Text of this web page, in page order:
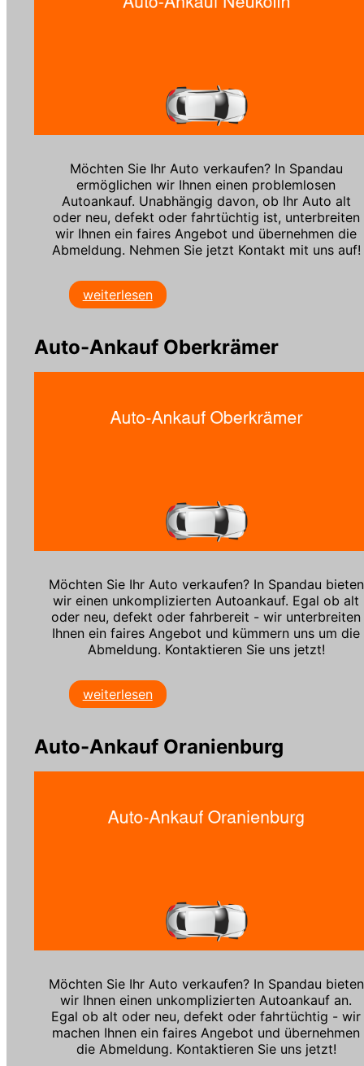
Möchten Sie Ihr Auto verkaufen? In Spandau
ermöglichen wir Ihnen einen problemlosen
Autoankauf. Unabhängig davon, ob Ihr Auto alt
oder neu, defekt oder fahrtüchtig ist, unterbreiten
wir Ihnen ein faires Angebot und übernehmen die
Abmeldung. Nehmen Sie jetzt Kontakt mit uns auf!
weiterlesen
Auto-Ankauf Oberkrämer
Möchten Sie Ihr Auto verkaufen? In Spandau bieten
wir einen unkomplizierten Autoankauf. Egal ob alt
oder neu, defekt oder fahrbereit - wir unterbreiten
Ihnen ein faires Angebot und kümmern uns um die
Abmeldung. Kontaktieren Sie uns jetzt!
weiterlesen
Auto-Ankauf Oranienburg
Möchten Sie Ihr Auto verkaufen? In Spandau bieten
wir Ihnen einen unkomplizierten Autoankauf an.
Egal ob alt oder neu, defekt oder fahrtüchtig - wir
machen Ihnen ein faires Angebot und übernehmen
die Abmeldung. Kontaktieren Sie uns jetzt!